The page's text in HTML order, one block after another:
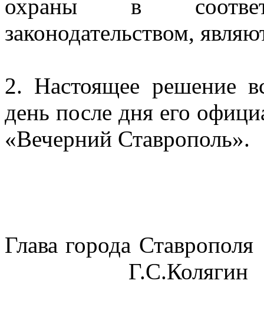
охраны в
законодательством,
2. Настоящее решение
день после дня его
«Вечерний Ставрополь».
Глава
Г.С.Колягин